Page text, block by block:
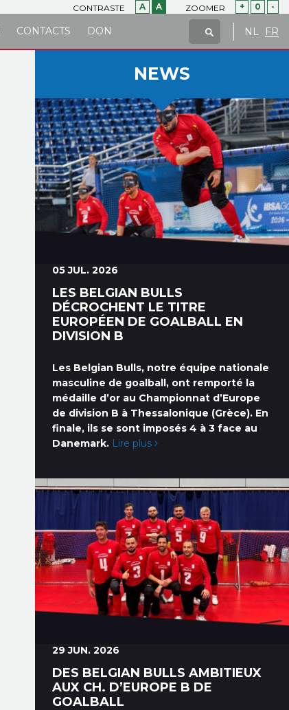
CONTRASTE A A ZOOMER + 0 -
NL FR
CONTACTS DON
NEWS
05 JUL. 2026
LES BELGIAN BULLS
DÉCROCHENT LE TITRE
EUROPÉEN DE GOALBALL EN
DIVISION B
Les Belgian Bulls, notre équipe nationale
masculine de goalball, ont remporté la
médaille d’or au Championnat d’Europe
de division B à Thessalonique (Grèce). En
finale, ils se sont imposés 4 à 3 face au
Danemark. Lire plus
29 JUN. 2026
DES BELGIAN BULLS AMBITIEUX
AUX CH. D’EUROPE B DE
GOALBALL